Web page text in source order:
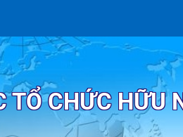
TỔ CHỨC HỮU